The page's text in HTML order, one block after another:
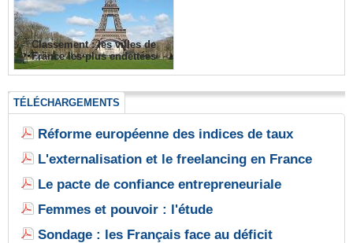
Classement : les villes de
France les plus endettées
TÉLÉCHARGEMENTS
Réforme européenne des indices de taux
L'externalisation et le freelancing en France
Le pacte de confiance entrepreneuriale
Femmes et pouvoir : l'étude
Sondage : les Français face au déficit